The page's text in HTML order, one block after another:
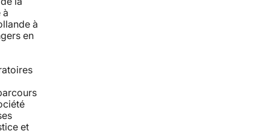
à
à
en
et